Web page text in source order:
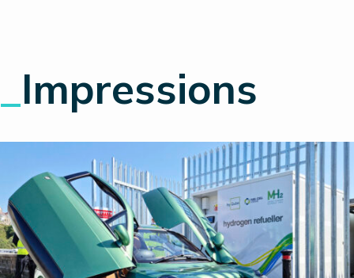
Impressions